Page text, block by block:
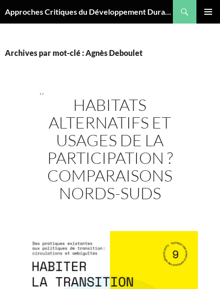
au
Approches Critiques du Développement Durable
Archives par mot-clé : Agnès Deboulet
,,
HABITATS
ALTERNATIFS ET
USAGES DE LA
PARTICIPATION ?
COMPARAISONS
NORDS-SUDS